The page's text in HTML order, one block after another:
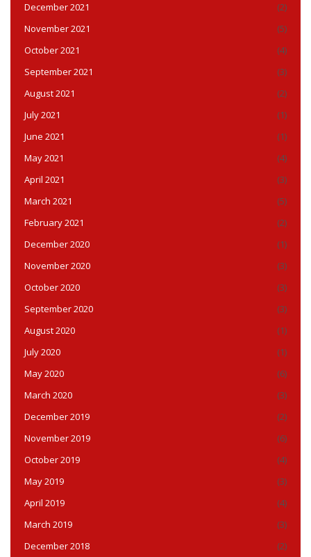
December 2021
(2)
November 2021
(5)
October 2021
(4)
September 2021
(3)
August 2021
(2)
July 2021
(1)
June 2021
(1)
May 2021
(4)
April 2021
(3)
March 2021
(5)
February 2021
(2)
December 2020
(1)
November 2020
(3)
October 2020
(3)
September 2020
(3)
August 2020
(1)
July 2020
(1)
May 2020
(6)
March 2020
(3)
December 2019
(2)
November 2019
(6)
October 2019
(4)
May 2019
(3)
April 2019
(4)
March 2019
(3)
December 2018
(2)